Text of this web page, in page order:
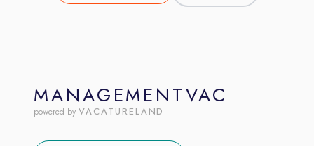
MANAGEMENTVAC
powered by VACATURELAND